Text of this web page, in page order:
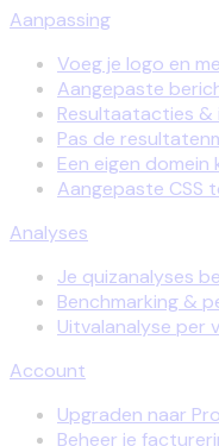
Aanpassing
Voeg je logo en
Aangepaste
Resultaatacties &
Pas de
Een eigen domein
Aangepaste CSS
Analyses
Je quizanalyses
Benchmarking &
Uitvalanalyse per
Account
Upgraden naar Pro
Beheer je